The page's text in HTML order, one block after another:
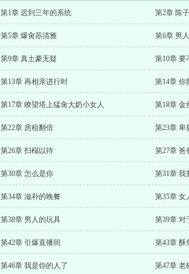
第1章 迟到三年的系统 第2章 陈
第5章 爆肏苏清雅 第6章 男
第9章 真土豪无疑 第10章 要
第13章 再相亲进行时 第14章 你
第17章 瞭望塔上猛肏大奶小女人 第18章 金
第22章 房租翻倍 第23章 卑
第26章 扫榻以待 第27章 爸
第30章 怎么是你 第31章 我
第34章 滋补的晚餐 第35章 女
第38章 男人的玩具 第39章 对
第42章 引爆直播间 第43章 酥
第46章 我是你的人了 第47章 老